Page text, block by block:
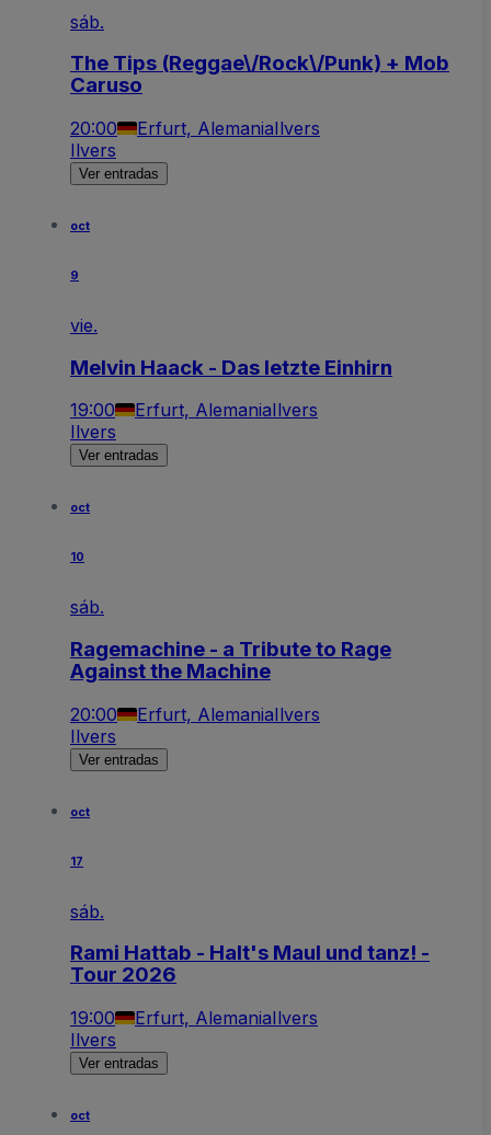
sáb.
The Tips (Reggae\/Rock\/Punk) + Mob
Caruso
20:00 Erfurt, AlemaniaIlvers
Ilvers
Ver entradas
oct
9
vie.
Melvin Haack - Das letzte Einhirn
19:00 Erfurt, AlemaniaIlvers
Ilvers
Ver entradas
oct
10
sáb.
Ragemachine - a Tribute to Rage
Against the Machine
20:00 Erfurt, AlemaniaIlvers
Ilvers
Ver entradas
oct
17
sáb.
Rami Hattab - Halt's Maul und tanz! -
Tour 2026
19:00 Erfurt, AlemaniaIlvers
Ilvers
Ver entradas
oct